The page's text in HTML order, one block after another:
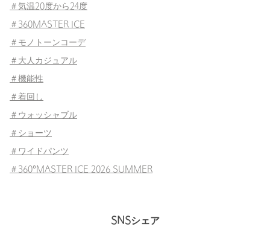
＃気温20度から24度
＃360MASTER ICE
＃モノトーンコーデ
＃大人カジュアル
＃機能性
＃着回し
＃ウォッシャブル
＃ショーツ
＃ワイドパンツ
＃360°MASTER ICE 2026 SUMMER
SNSシェア